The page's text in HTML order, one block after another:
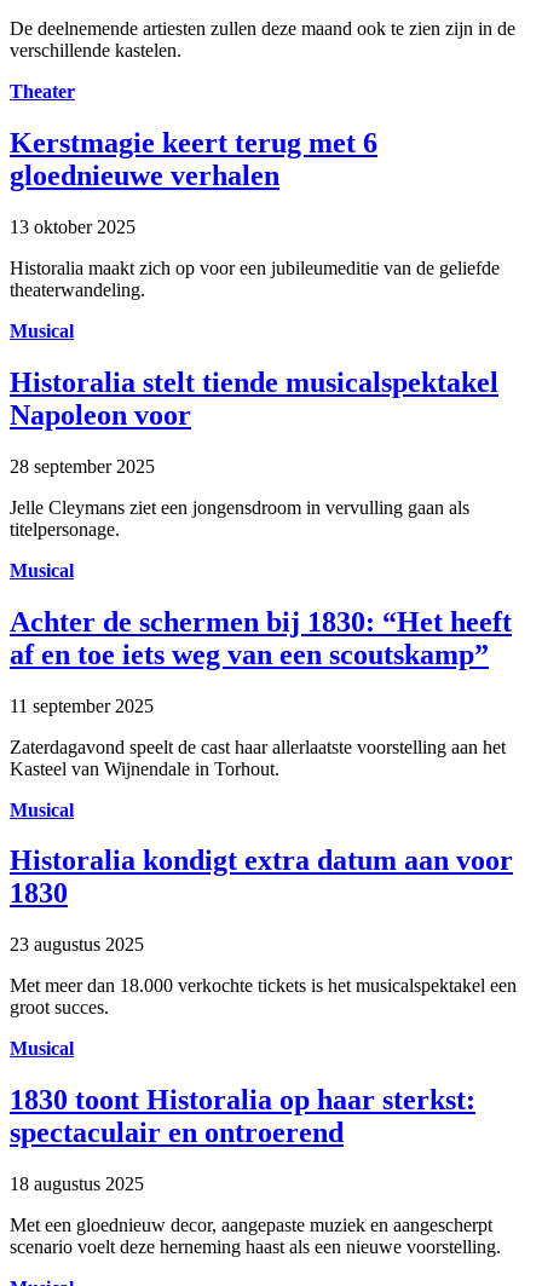
De deelnemende artiesten zullen deze maand ook te zien zijn in de
verschillende kastelen.
Theater
Kerstmagie keert terug met 6
gloednieuwe verhalen
13 oktober 2025
Historalia maakt zich op voor een jubileumeditie van de geliefde
theaterwandeling.
Musical
Historalia stelt tiende musicalspektakel
Napoleon voor
28 september 2025
Jelle Cleymans ziet een jongensdroom in vervulling gaan als
titelpersonage.
Musical
Achter de schermen bij 1830: “Het heeft
af en toe iets weg van een scoutskamp”
11 september 2025
Zaterdagavond speelt de cast haar allerlaatste voorstelling aan het
Kasteel van Wijnendale in Torhout.
Musical
Historalia kondigt extra datum aan voor
1830
23 augustus 2025
Met meer dan 18.000 verkochte tickets is het musicalspektakel een
groot succes.
Musical
1830 toont Historalia op haar sterkst:
spectaculair en ontroerend
18 augustus 2025
Met een gloednieuw decor, aangepaste muziek en aangescherpt
scenario voelt deze herneming haast als een nieuwe voorstelling.